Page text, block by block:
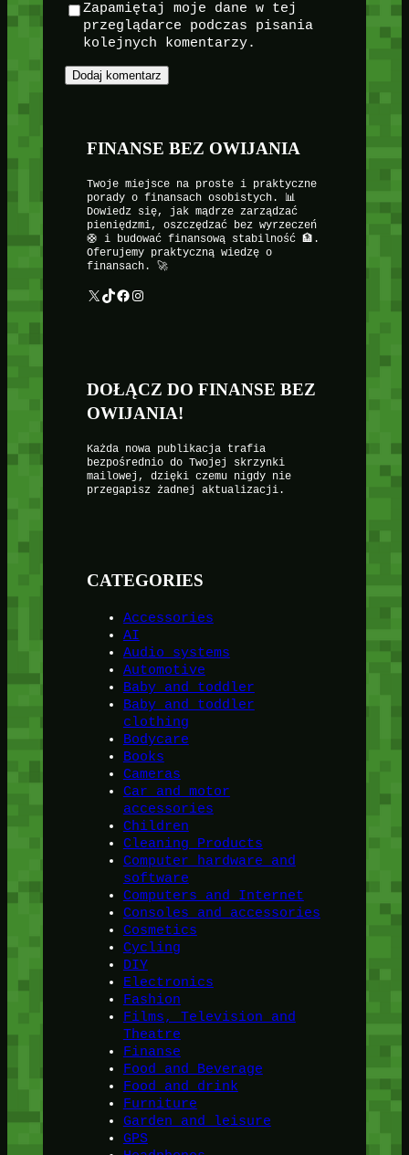
Zapamiętaj moje dane w tej
przeglądarce podczas pisania
kolejnych komentarzy.
FINANSE BEZ OWIJANIA
Twoje miejsce na proste i praktyczne
porady o finansach osobistych. 📊
Dowiedz się, jak mądrze zarządzać
pieniędzmi, oszczędzać bez wyrzeczeń
🛟 i budować finansową stabilność 🏦.
Oferujemy praktyczną wiedzę o
finansach. 🚀
X TikTok Facebook Instagram
DOŁĄCZ DO FINANSE BEZ
OWIJANIA!
Każda nowa publikacja trafia
bezpośrednio do Twojej skrzynki
mailowej, dzięki czemu nigdy nie
przegapisz żadnej aktualizacji.
CATEGORIES
Accessories
AI
Audio systems
Automotive
Baby and toddler
Baby and toddler
clothing
Bodycare
Books
Cameras
Car and motor
accessories
Children
Cleaning Products
Computer hardware and
software
Computers and Internet
Consoles and accessories
Cosmetics
Cycling
DIY
Electronics
Fashion
Films, Television and
Theatre
Finanse
Food and Beverage
Food and drink
Furniture
Garden and leisure
GPS